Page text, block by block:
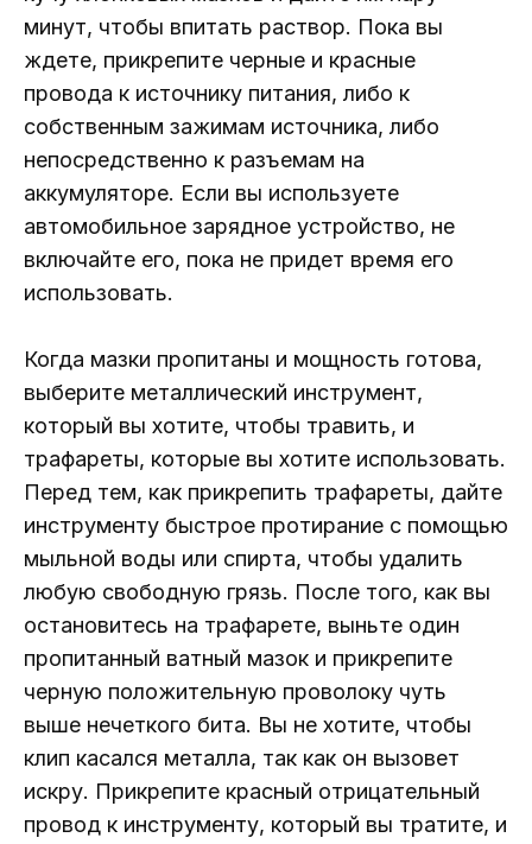
минут, чтобы впитать раствор. Пока вы
ждете, прикрепите черные и красные
провода к источнику питания, либо к
собственным зажимам источника, либо
непосредственно к разъемам на
аккумуляторе. Если вы используете
автомобильное зарядное устройство, не
включайте его, пока не придет время его
использовать.
Когда мазки пропитаны и мощность готова,
выберите металлический инструмент,
который вы хотите, чтобы травить, и
трафареты, которые вы хотите использовать.
Перед тем, как прикрепить трафареты, дайте
инструменту быстрое протирание с помощью
мыльной воды или спирта, чтобы удалить
любую свободную грязь. После того, как вы
остановитесь на трафарете, выньте один
пропитанный ватный мазок и прикрепите
черную положительную проволоку чуть
выше нечеткого бита. Вы не хотите, чтобы
клип касался металла, так как он вызовет
искру. Прикрепите красный отрицательный
провод к инструменту, который вы тратите, и